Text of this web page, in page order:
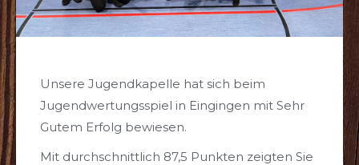
Unsere Jugendkapelle hat sich beim
Jugendwertungsspiel in Eingingen mit Sehr
Gutem Erfolg bewiesen.
Mit durchschnittlich 87,5 Punkten zeigten Sie